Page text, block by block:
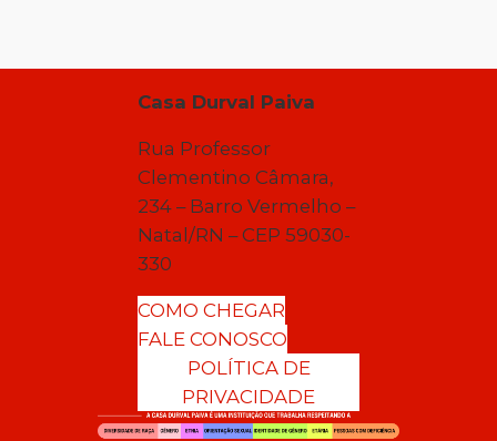
Casa Durval Paiva
Rua Professor
Clementino Câmara,
234 – Barro Vermelho –
Natal/RN – CEP 59030-
330
COMO CHEGAR
FALE CONOSCO
POLÍTICA DE
PRIVACIDADE